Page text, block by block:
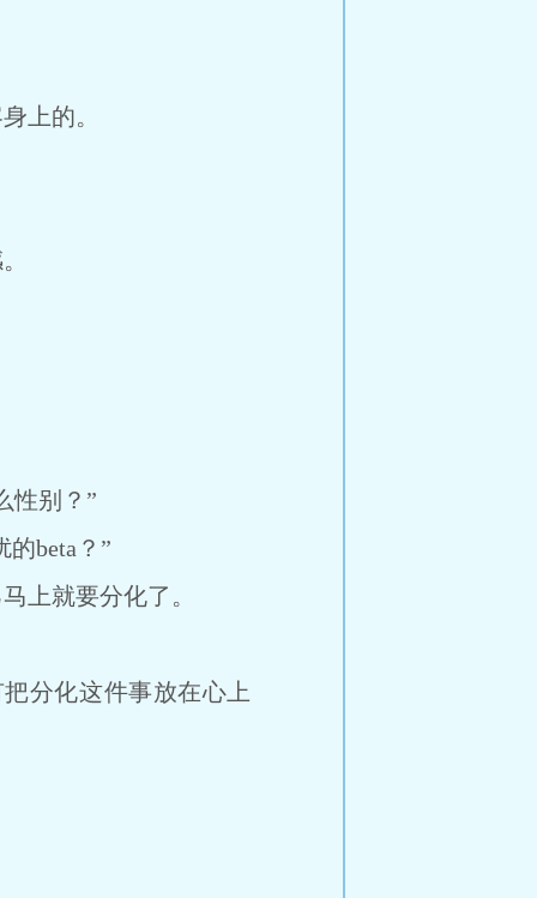
上的。
性别？”
beta？”
上就要分化了。
分化这件事放在心上